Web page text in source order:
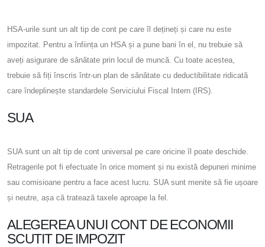
HSA-urile sunt un alt tip de cont pe care îl dețineți și care nu este
impozitat. Pentru a înființa un HSA și a pune bani în el, nu trebuie să
aveți asigurare de sănătate prin locul de muncă. Cu toate acestea,
trebuie să fiți înscris într-un plan de sănătate cu deductibilitate ridicată
care îndeplinește standardele Serviciului Fiscal Intern (IRS).
SUA
SUA sunt un alt tip de cont universal pe care oricine îl poate deschide.
Retragerile pot fi efectuate în orice moment și nu există depuneri minime
sau comisioane pentru a face acest lucru. SUA sunt menite să fie ușoare
și neutre, așa că tratează taxele aproape la fel.
ALEGEREA UNUI CONT DE ECONOMII
SCUTIT DE IMPOZIT